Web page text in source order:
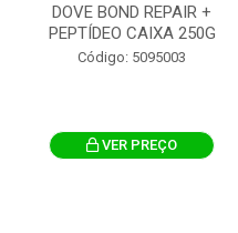
DOVE BOND REPAIR +
PEPTÍDEO CAIXA 250G
Código: 5095003
VER PREÇO